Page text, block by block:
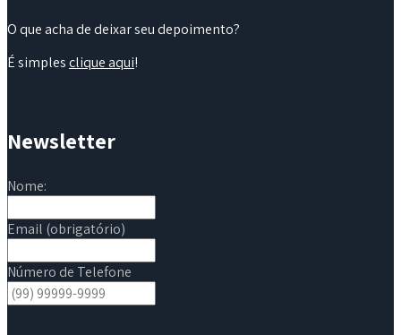
O que acha de deixar seu depoimento?
É simplesclique aqui!
Newsletter
Nome:
Email (obrigatório)
Número de Telefone